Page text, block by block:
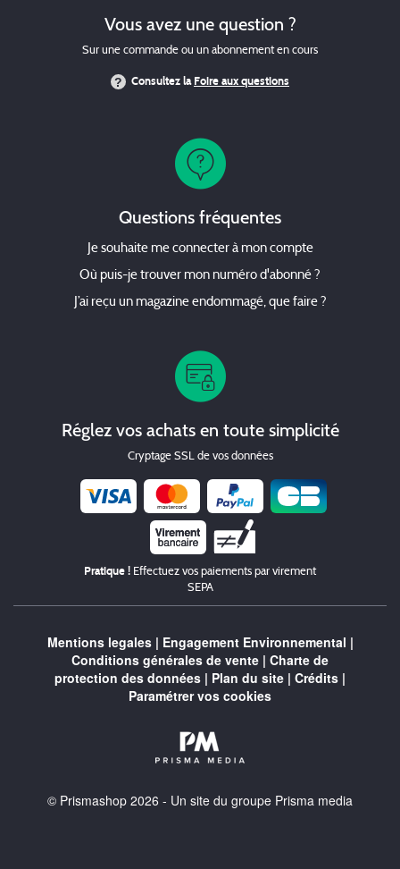
Vous avez une question ?
Sur une commande ou un abonnement en cours
Consultez laFoire aux questions
Questions fréquentes
Je souhaite me connecter à mon compte
Où puis-je trouver mon numéro d'abonné ?
J’ai reçu un magazine endommagé, que faire ?
Réglez vos achats en toute simplicité
Cryptage SSL de vos données
Chèque
Pratique ! Effectuez vos paiements par virement
SEPA
Mentions legales| Engagement Environnemental |
Conditions générales de vente | Charte de
protection des données | Plan du site | Crédits |
Paramétrer vos cookies
© Prismashop 2026 - Un site du groupe Prisma media